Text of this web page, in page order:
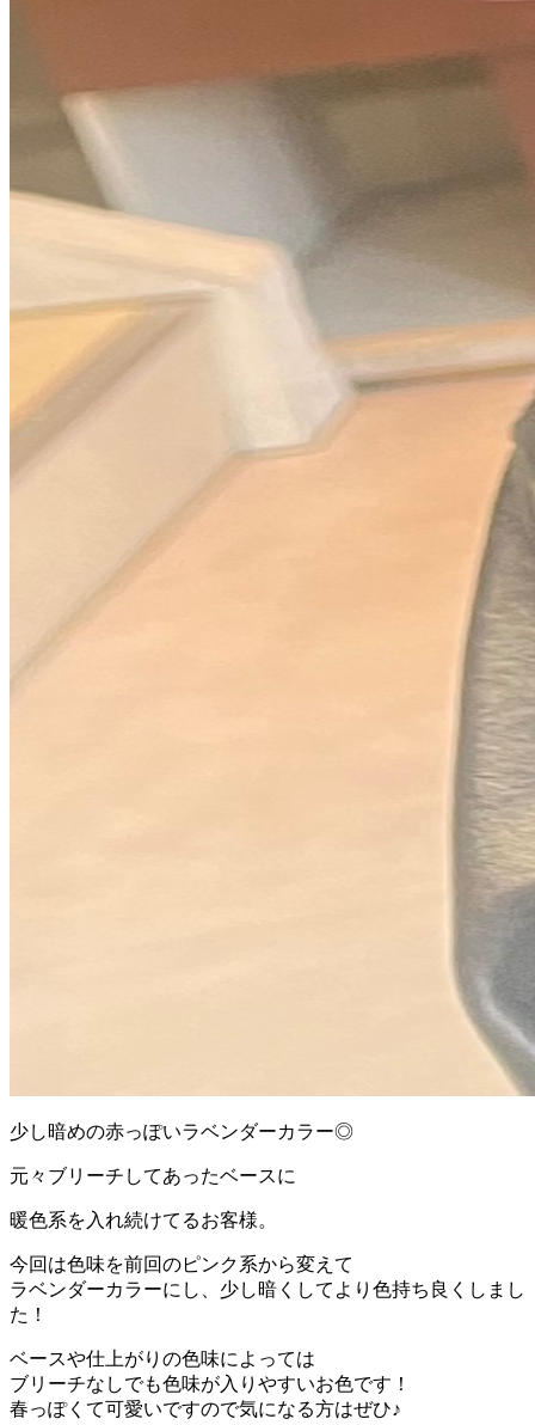
少し暗めの赤っぽいラベンダーカラー◎
元々ブリーチしてあったベースに
暖色系を入れ続けてるお客様。
今回は色味を前回のピンク系から変えて
ラベンダーカラーにし、少し暗くしてより色持ち良くしまし
た！
ベースや仕上がりの色味によっては
ブリーチなしでも色味が入りやすいお色です！
春っぽくて可愛いですので気になる方はぜひ♪